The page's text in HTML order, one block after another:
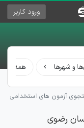
ورود کاربر
و شهرها همه
آزمون های استخدامی
رضوی